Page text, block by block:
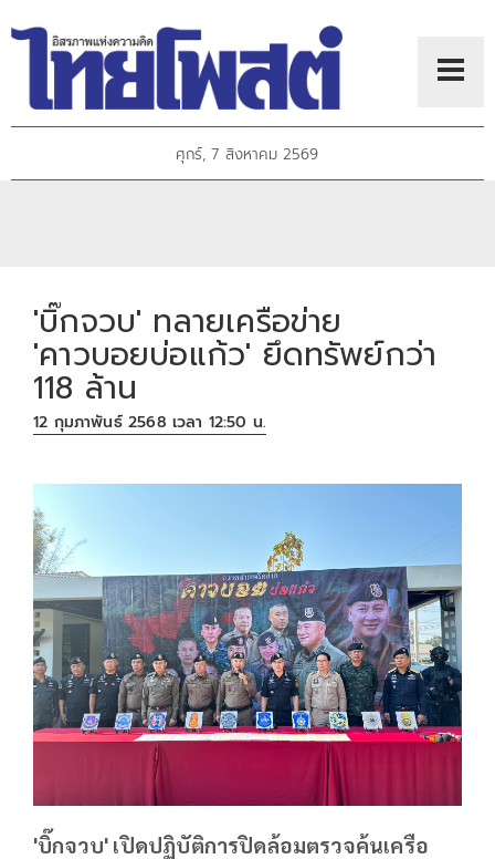
ศุกร์, 7 สิงหาคม 2569
'บิ๊กจวบ' ทลายเครือข่าย
'คาวบอยบ่อแก้ว' ยึดทรัพย์กว่า
118 ล้าน
12 กุมภาพันธ์ 2568 เวลา 12:50 น.
'บิ๊กจวบ' เปิดปฏิบัติการปิดล้อมตรวจค้นเครือ